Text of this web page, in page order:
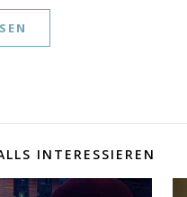
INTERESSIEREN